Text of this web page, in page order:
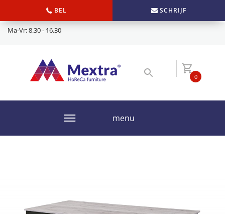
BEL SCHRIJF
Ma-Vr: 8.30 - 16.30
0
menu